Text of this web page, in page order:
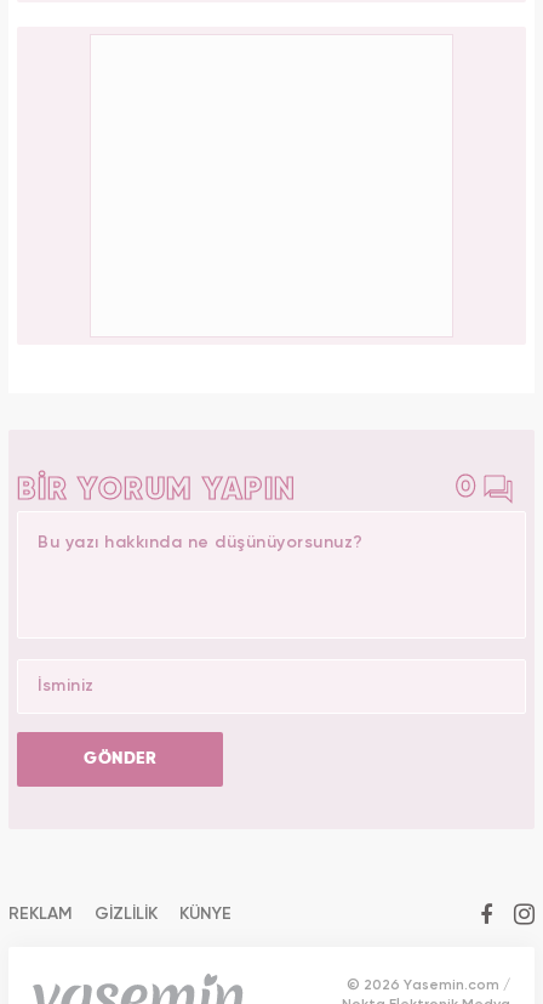
BİR YORUM YAPIN 0
GÖNDER
REKLAM GİZLİLİK KÜNYE
© 2026 Yasemin.com /